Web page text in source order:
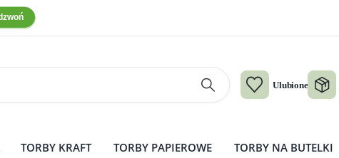
Ulubione
TORBY KRAFT TORBY PAPIEROWE TORBY NA BUTELKI